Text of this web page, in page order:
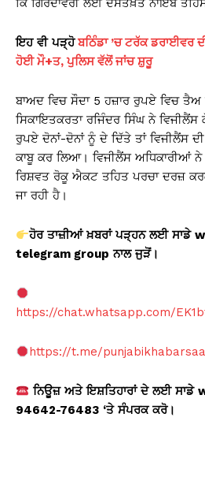
ਕਿ ਗਿਰਦਾਵਰੀ ਲਈ ਦਸਤਖ਼ਤ ਨਾਇਬ
ਇਹ ਵੀ ਪੜ੍ਹੋ ਬਠਿੰਡਾ ’ਚ ਟਰੱਕ ਡਰਾਈਵਰ
ਹੋਈ ਮੌ+ਤ, ਪੁਲਿਸ ਵੱਲੋਂ ਜਾਂਚ ਸ਼ੁਰੂ
ਬਾਅਦ ਵਿਚ ਸੌਦਾ 5 ਹਜ਼ਾਰ ਰੁਪਏ ਵਿਚ
ਸਿਕਾਇਤਕਰਤਾ ਰਜਿੰਦਰ ਸਿੰਘ ਨੇ
ਰੁਪਏ ਦੋਨਾਂ-ਦੋਨਾਂ ਨੂੰ ਦੇ ਦਿੱਤੇ ਤਾਂ ਵਿਜੀਲੈਂਸ
ਕਾਬੂ ਕਰ ਲਿਆ। ਵਿਜੀਲੈਂਸ ਅਧਿਕਾਰੀਆਂ ਨੇ
ਰਿਸ਼ਵਤ ਰੋਕੂ ਐਕਟ ਤਹਿਤ ਪਰਚਾ ਦਰਜ਼
ਜਾ ਰਹੀ ਹੈ।
ਹੋਰ ਤਾਜ਼ੀਆਂ ਖ਼ਬਰਾਂ ਪੜ੍ਹਨ ਲਈ ਸਾਡੇ
telegram group ਨਾਲ ਜੁੜੋਂ।
https://chat.whatsapp.com/
https://t.me/
ਨਿਊਜ਼ ਅਤੇ ਇਸ਼ਤਿਹਾਰਾਂ ਦੇ ਲਈ ਸਾਡੇ
94642-76483 ‘ਤੇ ਸੰਪਰਕ ਕਰੋ।